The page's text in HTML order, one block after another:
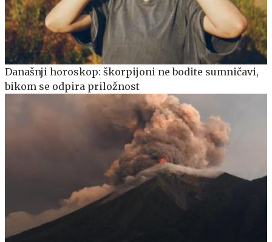
Današnji horoskop: škorpijoni ne bodite sumničavi,
bikom se odpira priložnost